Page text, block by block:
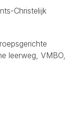
Christelijk
leerweg, VMBO,